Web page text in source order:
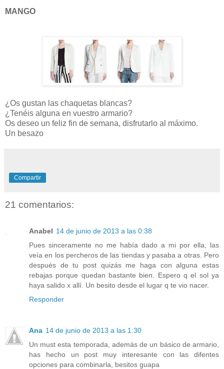
MANGO
¿Os gustan las chaquetas blancas?
¿Tenéis alguna en vuestro armario?
Os deseo un feliz fin de semana, disfrutarlo al máximo.
Un besazo
Compartir
21 comentarios:
Anabel 14 de junio de 2013 a las 0:38
Pues sinceramente no me había dado a mi por ella, las
veía en los percheros de las tiendas y pasaba a otras. Pero
después de tu post quizás me haga con alguna estas
rebajas porque quedan bastante bien. Espero q el sol ya
haya salido x allí. Un besito desde el lugar q te vio nacer.
Responder
Ana 14 de junio de 2013 a las 1:30
Un must esta temporada, además de un básico de armario,
has hecho un post muy interesante con las difentes
opciones para combinarla, besitos guapa